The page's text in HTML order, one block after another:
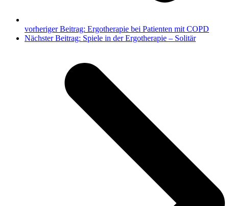
vorheriger Beitrag: Ergotherapie bei Patienten mit COPD
Nächster Beitrag: Spiele in der Ergotherapie – Solitär